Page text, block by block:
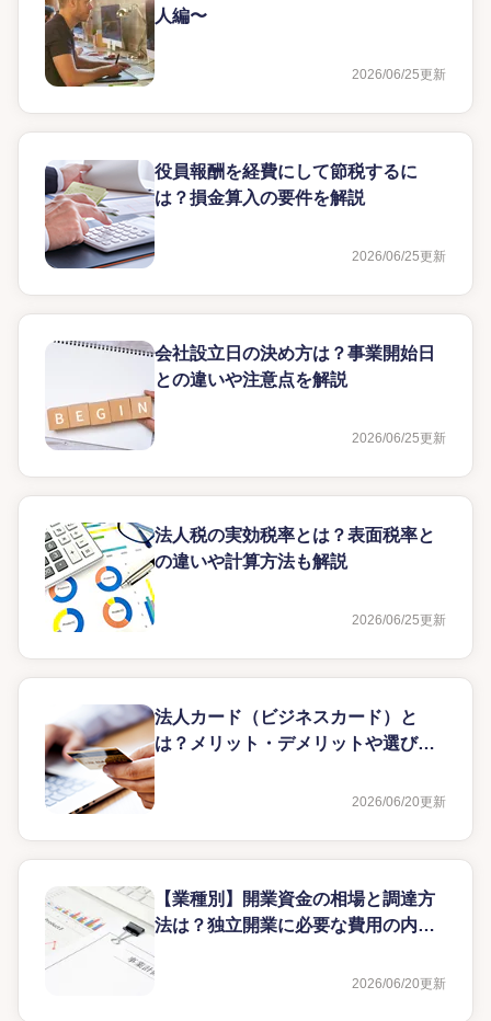
人編〜
2026/06/25更新
役員報酬を経費にして節税するに
は？損金算入の要件を解説
2026/06/25更新
会社設立日の決め方は？事業開始日
との違いや注意点を解説
2026/06/25更新
法人税の実効税率とは？表面税率と
の違いや計算方法も解説
2026/06/25更新
法人カード（ビジネスカード）と
は？メリット・デメリットや選び方
2026/06/20更新
【業種別】開業資金の相場と調達方
法は？独立開業に必要な費用の内訳
2026/06/20更新